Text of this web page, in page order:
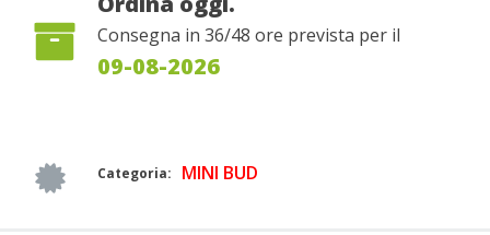
Consegna in 36/48 ore prevista per il
09-08-2026
Categoria: MINI BUD